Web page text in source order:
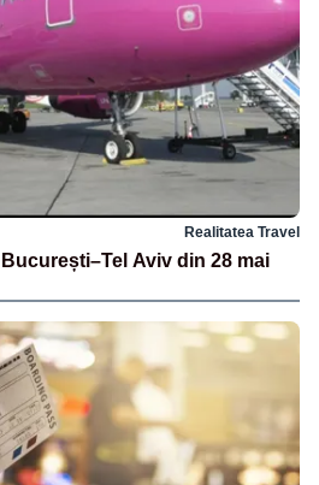
Realitatea Travel
Aviv din 28 mai